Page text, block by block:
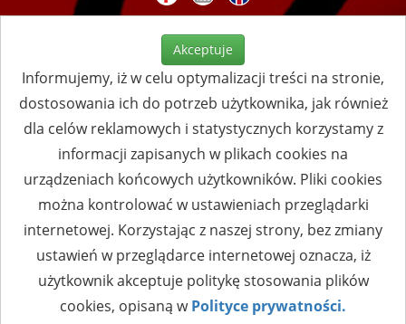
Akceptuje
Informujemy, iż w celu optymalizacji treści na stronie,
dostosowania ich do potrzeb użytkownika, jak również
dla celów reklamowych i statystycznych korzystamy z
informacji zapisanych w plikach cookies na
urządzeniach końcowych użytkowników. Pliki cookies
można kontrolować w ustawieniach przeglądarki
internetowej. Korzystając z naszej strony, bez zmiany
ustawień w przeglądarce internetowej oznacza, iż
użytkownik akceptuje politykę stosowania plików
cookies, opisaną wPolityce prywatności.